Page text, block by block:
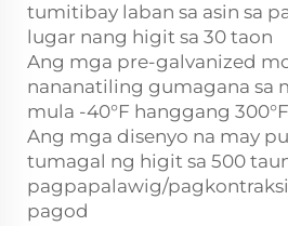
tumitibay laban sa asin sa
lugar nang higit sa 30 taon
Ang mga pre-galvanized
nananatiling gumagana sa
mula -40°F hanggang 300°F
Ang mga disenyo na may
tumagal ng higit sa 500
pagpapalawig/
pagod